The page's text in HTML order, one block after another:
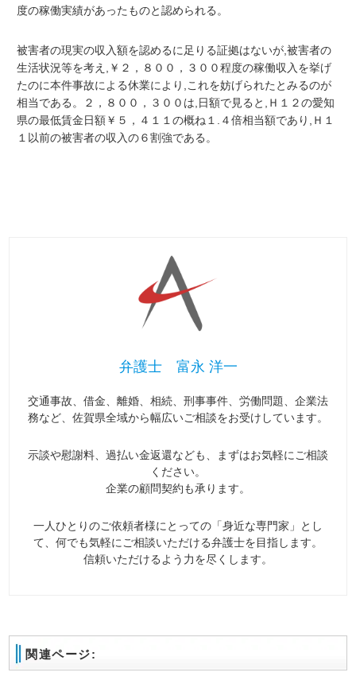
度の稼働実績があったものと認められる。
被害者の現実の収入額を認めるに足りる証拠はないが,被害者の
生活状況等を考え,￥２，８００，３００程度の稼働収入を挙げ
たのに本件事故による休業により,これを妨げられたとみるのが
相当である。２，８００，３００は,日額で見ると,Ｈ１２の愛知
県の最低賃金日額￥５，４１１の概ね１.４倍相当額であり,Ｈ１
１以前の被害者の収入の６割強である。
弁護士 富永 洋一
交通事故、借金、離婚、相続、刑事事件、労働問題、企業法
務など、佐賀県全域から幅広いご相談をお受けしています。
示談や慰謝料、過払い金返還なども、まずはお気軽にご相談
ください。
企業の顧問契約も承ります。
一人ひとりのご依頼者様にとっての「身近な専門家」とし
て、何でも気軽にご相談いただける弁護士を目指します。
信頼いただけるよう力を尽くします。
関連ページ: